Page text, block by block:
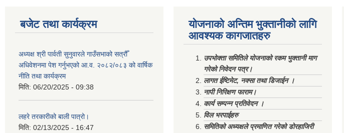
बजेट तथा कार्यक्रम
अध्यक्ष श्री पार्वती सुनुवारले गाउँसभाको सत्रौँ
अधिवेशनमा पेश गर्नुभएको आ.व. २०८२/०८३ को वार्षिक
नीति तथा कार्यक्रम
मिति: 06/20/2025 - 09:38
लहरे तरकारीको बाली पात्रो।
मिति: 02/13/2025 - 16:47
योजनाको अन्तिम भुक्तानीको लागि
आवश्यक कागजातहरु
उपभोक्ता समितिले योजनाको रकम भुक्तानी माग
गरेको निवेदन पत्र।
लागत ईष्टिमेट, नक्सा तथा डिजाईन ।
नापी निरिक्षण फाराम।
कार्य सम्पन्न प्रतिवेदन ।
विल भरपाईहरु
समितिको अध्यक्षले प्रमाणित गरेको डोरहाजिरी